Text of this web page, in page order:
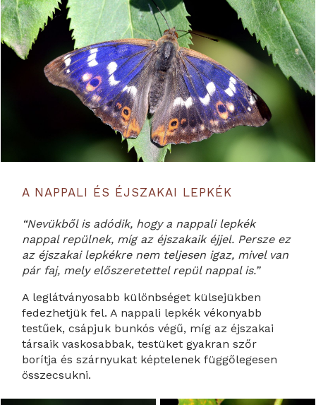
A NAPPALI ÉS ÉJSZAKAI LEPKÉK
“Nevükből is adódik, hogy a nappali lepkék
nappal repülnek, míg az éjszakaik éjjel. Persze ez
az éjszakai lepkékre nem teljesen igaz, mivel van
pár faj, mely előszeretettel repül nappal is.”
A leglátványosabb különbséget külsejükben
fedezhetjük fel. A nappali lepkék vékonyabb
testűek, csápjuk bunkós végű, míg az éjszakai
társaik vaskosabbak, testüket gyakran szőr
borítja és szárnyukat képtelenek függőlegesen
összecsukni.